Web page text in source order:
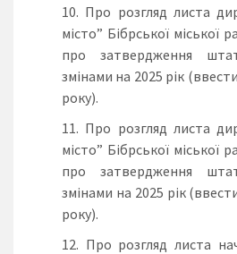
Про розгляд листа
місто” Бібрської
про затвердження
змінами на 2025 рік
року).
Про розгляд листа
місто” Бібрської
про затвердження
змінами на 2025 рік
року).
Про розгляд листа